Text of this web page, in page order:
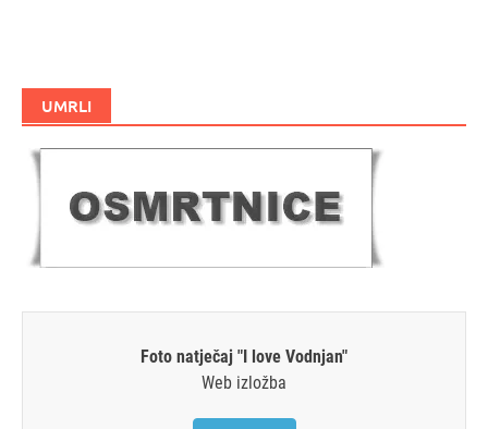
UMRLI
Foto natječaj "I love Vodnjan"
Web izložba